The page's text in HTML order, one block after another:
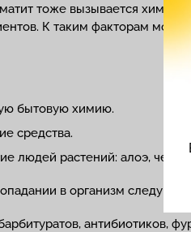
тоже вызывается
К таким факторам можно
бытовую химию.
средства.
людей растений: алоэ,
в организм
антибиотиков,